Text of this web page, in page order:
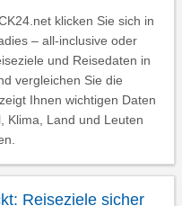
klicken Sie sich in
– all-inclusive oder
und Reisedaten in
vergleichen Sie die
Ihnen wichtigen Daten
Klima, Land und Leuten
Reiseziele sicher